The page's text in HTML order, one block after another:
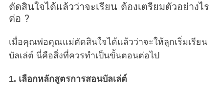
ตัดสินใจได้แล้วว่าจะเรียน ต้องเตรียมตัวอย่างไร
ต่อ ?
เมื่อคุณพ่อคุณแม่ตัดสินใจได้แล้วว่าจะให้ลูกเริ่มเรียน
บัลเล่ต์ นี่คือสิ่งที่ควรทำเป็นขั้นตอนต่อไป
1. เลือกหลักสูตรการสอนบัลเล่ต์